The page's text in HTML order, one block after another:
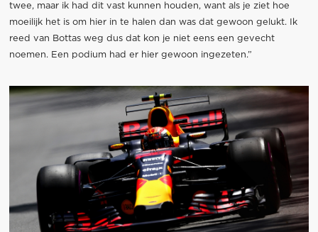
twee, maar ik had dit vast kunnen houden, want als je ziet hoe
moeilijk het is om hier in te halen dan was dat gewoon gelukt. Ik
reed van Bottas weg dus dat kon je niet eens een gevecht
noemen. Een podium had er hier gewoon ingezeten.”